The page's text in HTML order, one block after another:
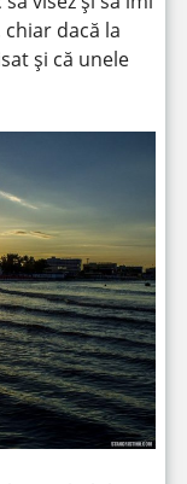
dacă la
și că unele